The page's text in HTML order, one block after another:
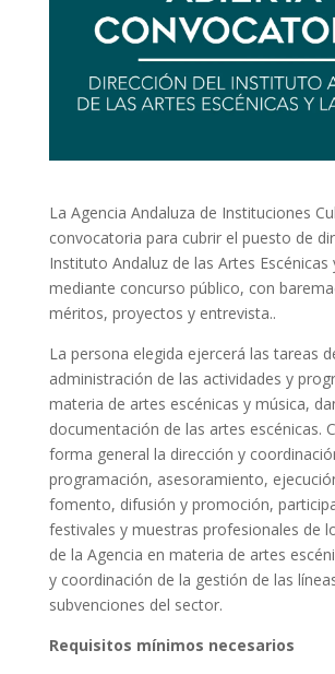
La Agencia Andaluza de Instituciones
convocatoria para cubrir el puesto de
Instituto Andaluz de las Artes Escénicas
mediante concurso público, con
méritos, proyectos y entrevista..
La persona elegida ejercerá las tareas
administración de las actividades y
materia de artes escénicas y música,
documentación de las artes escénicas.
forma general la dirección y
programación, asesoramiento,
fomento, difusión y promoción,
festivales y muestras profesionales de
de la Agencia en materia de artes
y coordinación de la gestión de las
subvenciones del sector.
Requisitos mínimos necesarios